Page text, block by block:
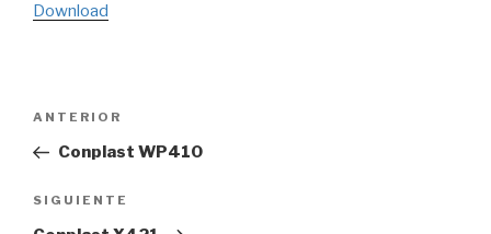
Download
Navegación
entradas
Entrada
anterior:
ANTERIOR
Conplast WP410
Siguiente
entrada
SIGUIENTE